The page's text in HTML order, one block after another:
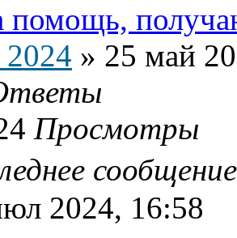
» 25 май
Просмотры
2024, 16:58